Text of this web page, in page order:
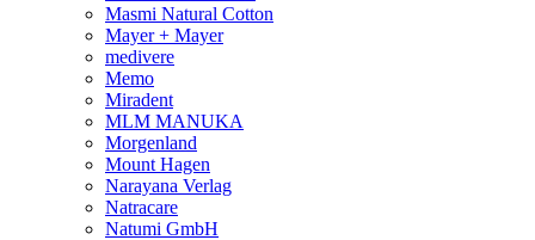
Masmi Natural Cotton
Mayer + Mayer
medivere
Memo
Miradent
MLM MANUKA
Morgenland
Mount Hagen
Narayana Verlag
Natracare
Natumi GmbH